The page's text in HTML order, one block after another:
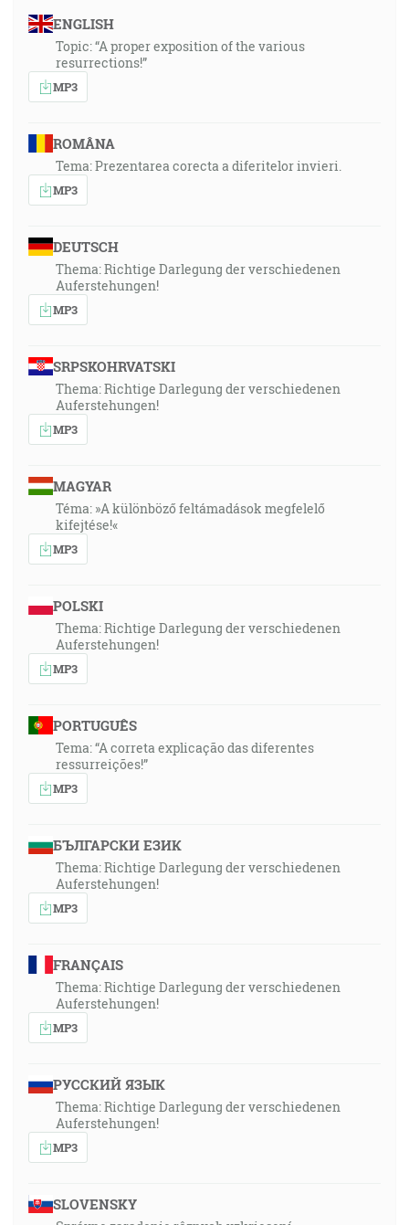
ENGLISH
Topic: “A proper exposition of the various
resurrections!”
MP3
ROMÂNA
Tema: Prezentarea corecta a diferitelor invieri.
MP3
DEUTSCH
Thema: Richtige Darlegung der verschiedenen
Auferstehungen!
MP3
SRPSKOHRVATSKI
Thema: Richtige Darlegung der verschiedenen
Auferstehungen!
MP3
MAGYAR
Téma: »A különböző feltámadások megfelelő
kifejtése!«
MP3
POLSKI
Thema: Richtige Darlegung der verschiedenen
Auferstehungen!
MP3
PORTUGUÊS
Tema: “A correta explicação das diferentes
ressurreições!”
MP3
БЪЛГАРСКИ ЕЗИК
Thema: Richtige Darlegung der verschiedenen
Auferstehungen!
MP3
FRANÇAIS
Thema: Richtige Darlegung der verschiedenen
Auferstehungen!
MP3
РУССКИЙ ЯЗЫК
Thema: Richtige Darlegung der verschiedenen
Auferstehungen!
MP3
SLOVENSKY